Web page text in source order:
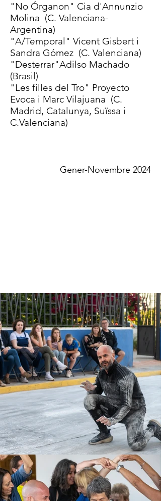
"No Órganon" Cia d'Annunzio
Molina (C. Valenciana-
Argentina)
"A/Temporal" Vicent Gisbert i
Sandra Gómez (C. Valenciana)
​"Desterrar"Adilso Machado
(Brasil)
"Les filles del Tro" Proyecto
Evoca i Marc Vilajuana (C.
Madrid, Catalunya, Suïssa i
C.Valenciana)
Gener-Novembre 2024